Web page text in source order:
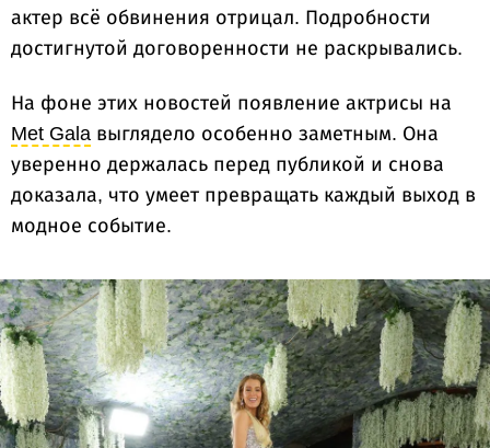
актер всё обвинения отрицал. Подробности
достигнутой договоренности не раскрывались.
На фоне этих новостей появление актрисы на
Met Gala выглядело особенно заметным. Она
уверенно держалась перед публикой и снова
доказала, что умеет превращать каждый выход в
модное событие.